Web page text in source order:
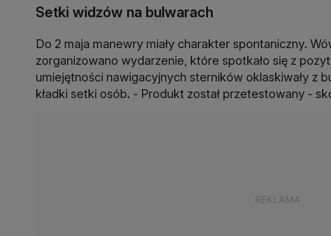
Setki widzów na bulwarach
Do 2 maja manewry miały charakter spontaniczny.
zorganizowano wydarzenie, które spotkało się z
umiejętności nawigacyjnych sterników oklaskiwały z
kładki setki osób. - Produkt został przetestowany -